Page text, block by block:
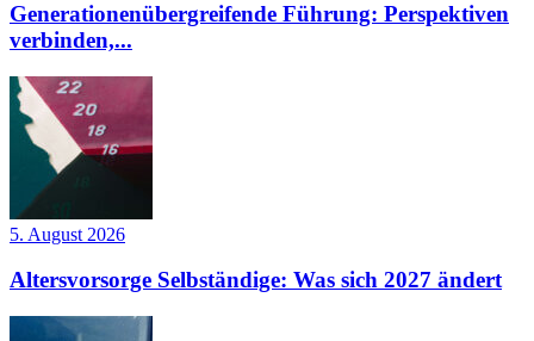
Generationenübergreifende Führung: Perspektiven
verbinden,...
5. August 2026
Altersvorsorge Selbständige: Was sich 2027 ändert